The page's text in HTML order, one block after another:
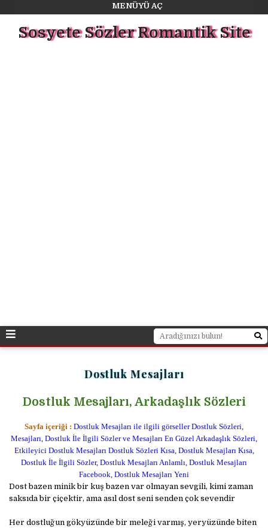
MENÜYÜ AÇ
Sosyete Sözler Romantik Site
Dostluk Mesajları
Dostluk Mesajları, Arkadaşlık Sözleri
Sayfa içeriği : Dostluk Mesajları ile ilgili görseller Dostluk Sözleri,
Mesajları, Dostluk İle İlgili Sözler ve Mesajları En Güzel Arkadaşlık Sözleri,
Etkileyici Dostluk Mesajları Dostluk Sözleri Kısa, Dostluk Mesajları Kısa,
Dostluk İle İlgili Sözler, Dostluk Mesajları Anlamlı, Dostluk Mesajları
Facebook, Dostluk Mesajları Yeni
Dost bazen minik bir kuş bazen var olmayan sevgili, kimi zaman
saksıda bir çiçektir, ama asıl dost seni senden çok sevendir
Her dostluğun gökyüzünde bir meleği varmış, yeryüzünde biten